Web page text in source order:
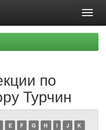
по
Турчин
E F G H I J
K